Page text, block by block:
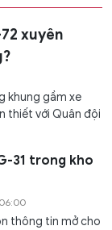
xuyên
khung gầm xe
thiết với Quân đội
31 trong kho
thông tin mở cho